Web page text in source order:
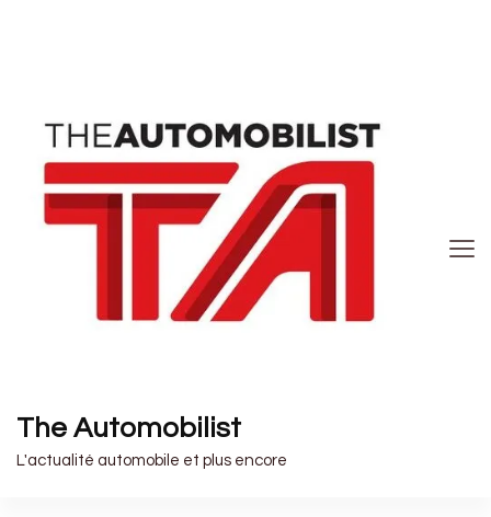
The Automobilist
L'actualité automobile et plus encore